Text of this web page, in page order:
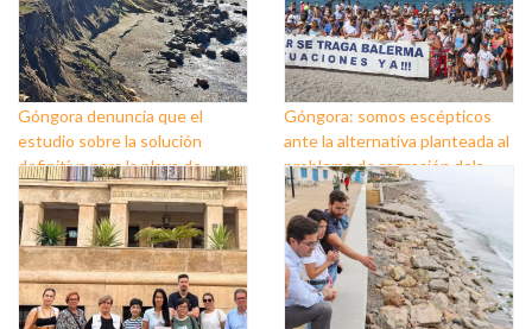
Góngora denuncia que el
estudio sobre la solución
definitiva para la playa de
Balerma acumula un retraso de
13 meses y exige a Costas la
adopción de acciones
urgentes y estructurales
Góngora: somos escépticos
ante la alternativa planteada al
problema de regresión dela
playa de Balerma, queremos
una solución definitiva que no
requiera trabajos de
mantenimiento